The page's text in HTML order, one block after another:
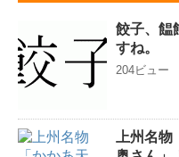
餃子、饂
すね。
204ビュー
上州名